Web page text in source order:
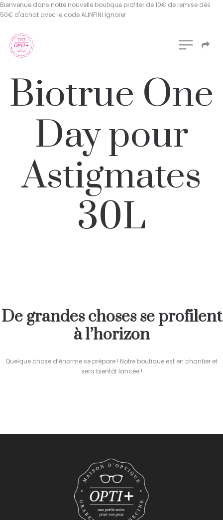
Bienvenue dans notre nouvelle boutique profiter de 10€ de remise dès
50€ d'achat avec le code ALINFINI Ignorer
Biotrue One
Day pour
Astigmates
30L
De grandes choses se profilent
à l’horizon
Quelque chose d’énorme se prépare ! Notre boutique est en chantier et
sera bientôt lancée !